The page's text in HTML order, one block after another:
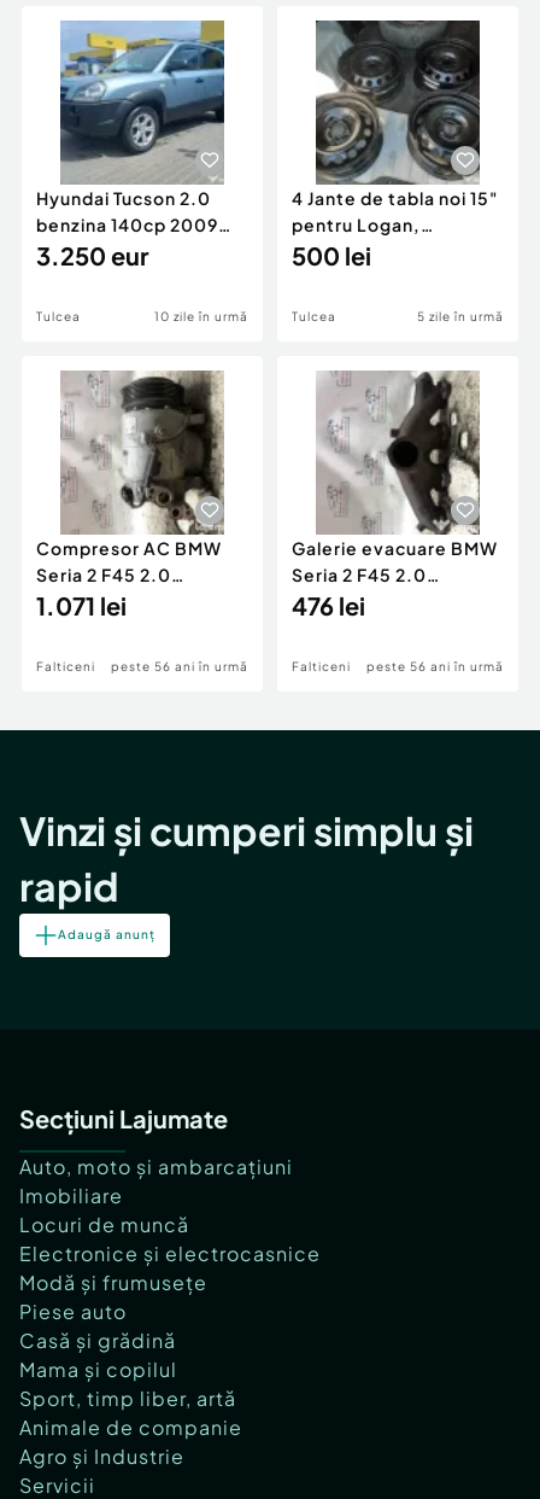
Servicii
Animale de companie
Afaceri și echipamente profesionale
Inchiriere Bunuri si Vehicule
Utilaje agricole si industriale
Piese auto si accesorii
Dacia Duster
Hyundai Tucson 2.0
benzina 140cp 2009
SUV
3.250 eur
Tulcea 10 zile în urmă
4 Jante de tabla noi 15"
pentru Logan,
Sandero, Clio
500 lei
Tulcea 5 zile în urmă
Compresor AC BMW
Seria 2 F45 2.0
Motorina 2016
1.071 lei
Falticeni peste 56 ani în urmă
Galerie evacuare BMW
Seria 2 F45 2.0
Motorina 2016
476 lei
Falticeni peste 56 ani în urmă
Vinzi și cumperi simplu și
rapid
Adaugă anunț
Secțiuni Lajumate
Auto, moto și ambarcațiuni
Imobiliare
Locuri de muncă
Electronice și electrocasnice
Modă și frumusețe
Piese auto
Casă și grădină
Mama și copilul
Sport, timp liber, artă
Animale de companie
Agro și Industrie
Servicii